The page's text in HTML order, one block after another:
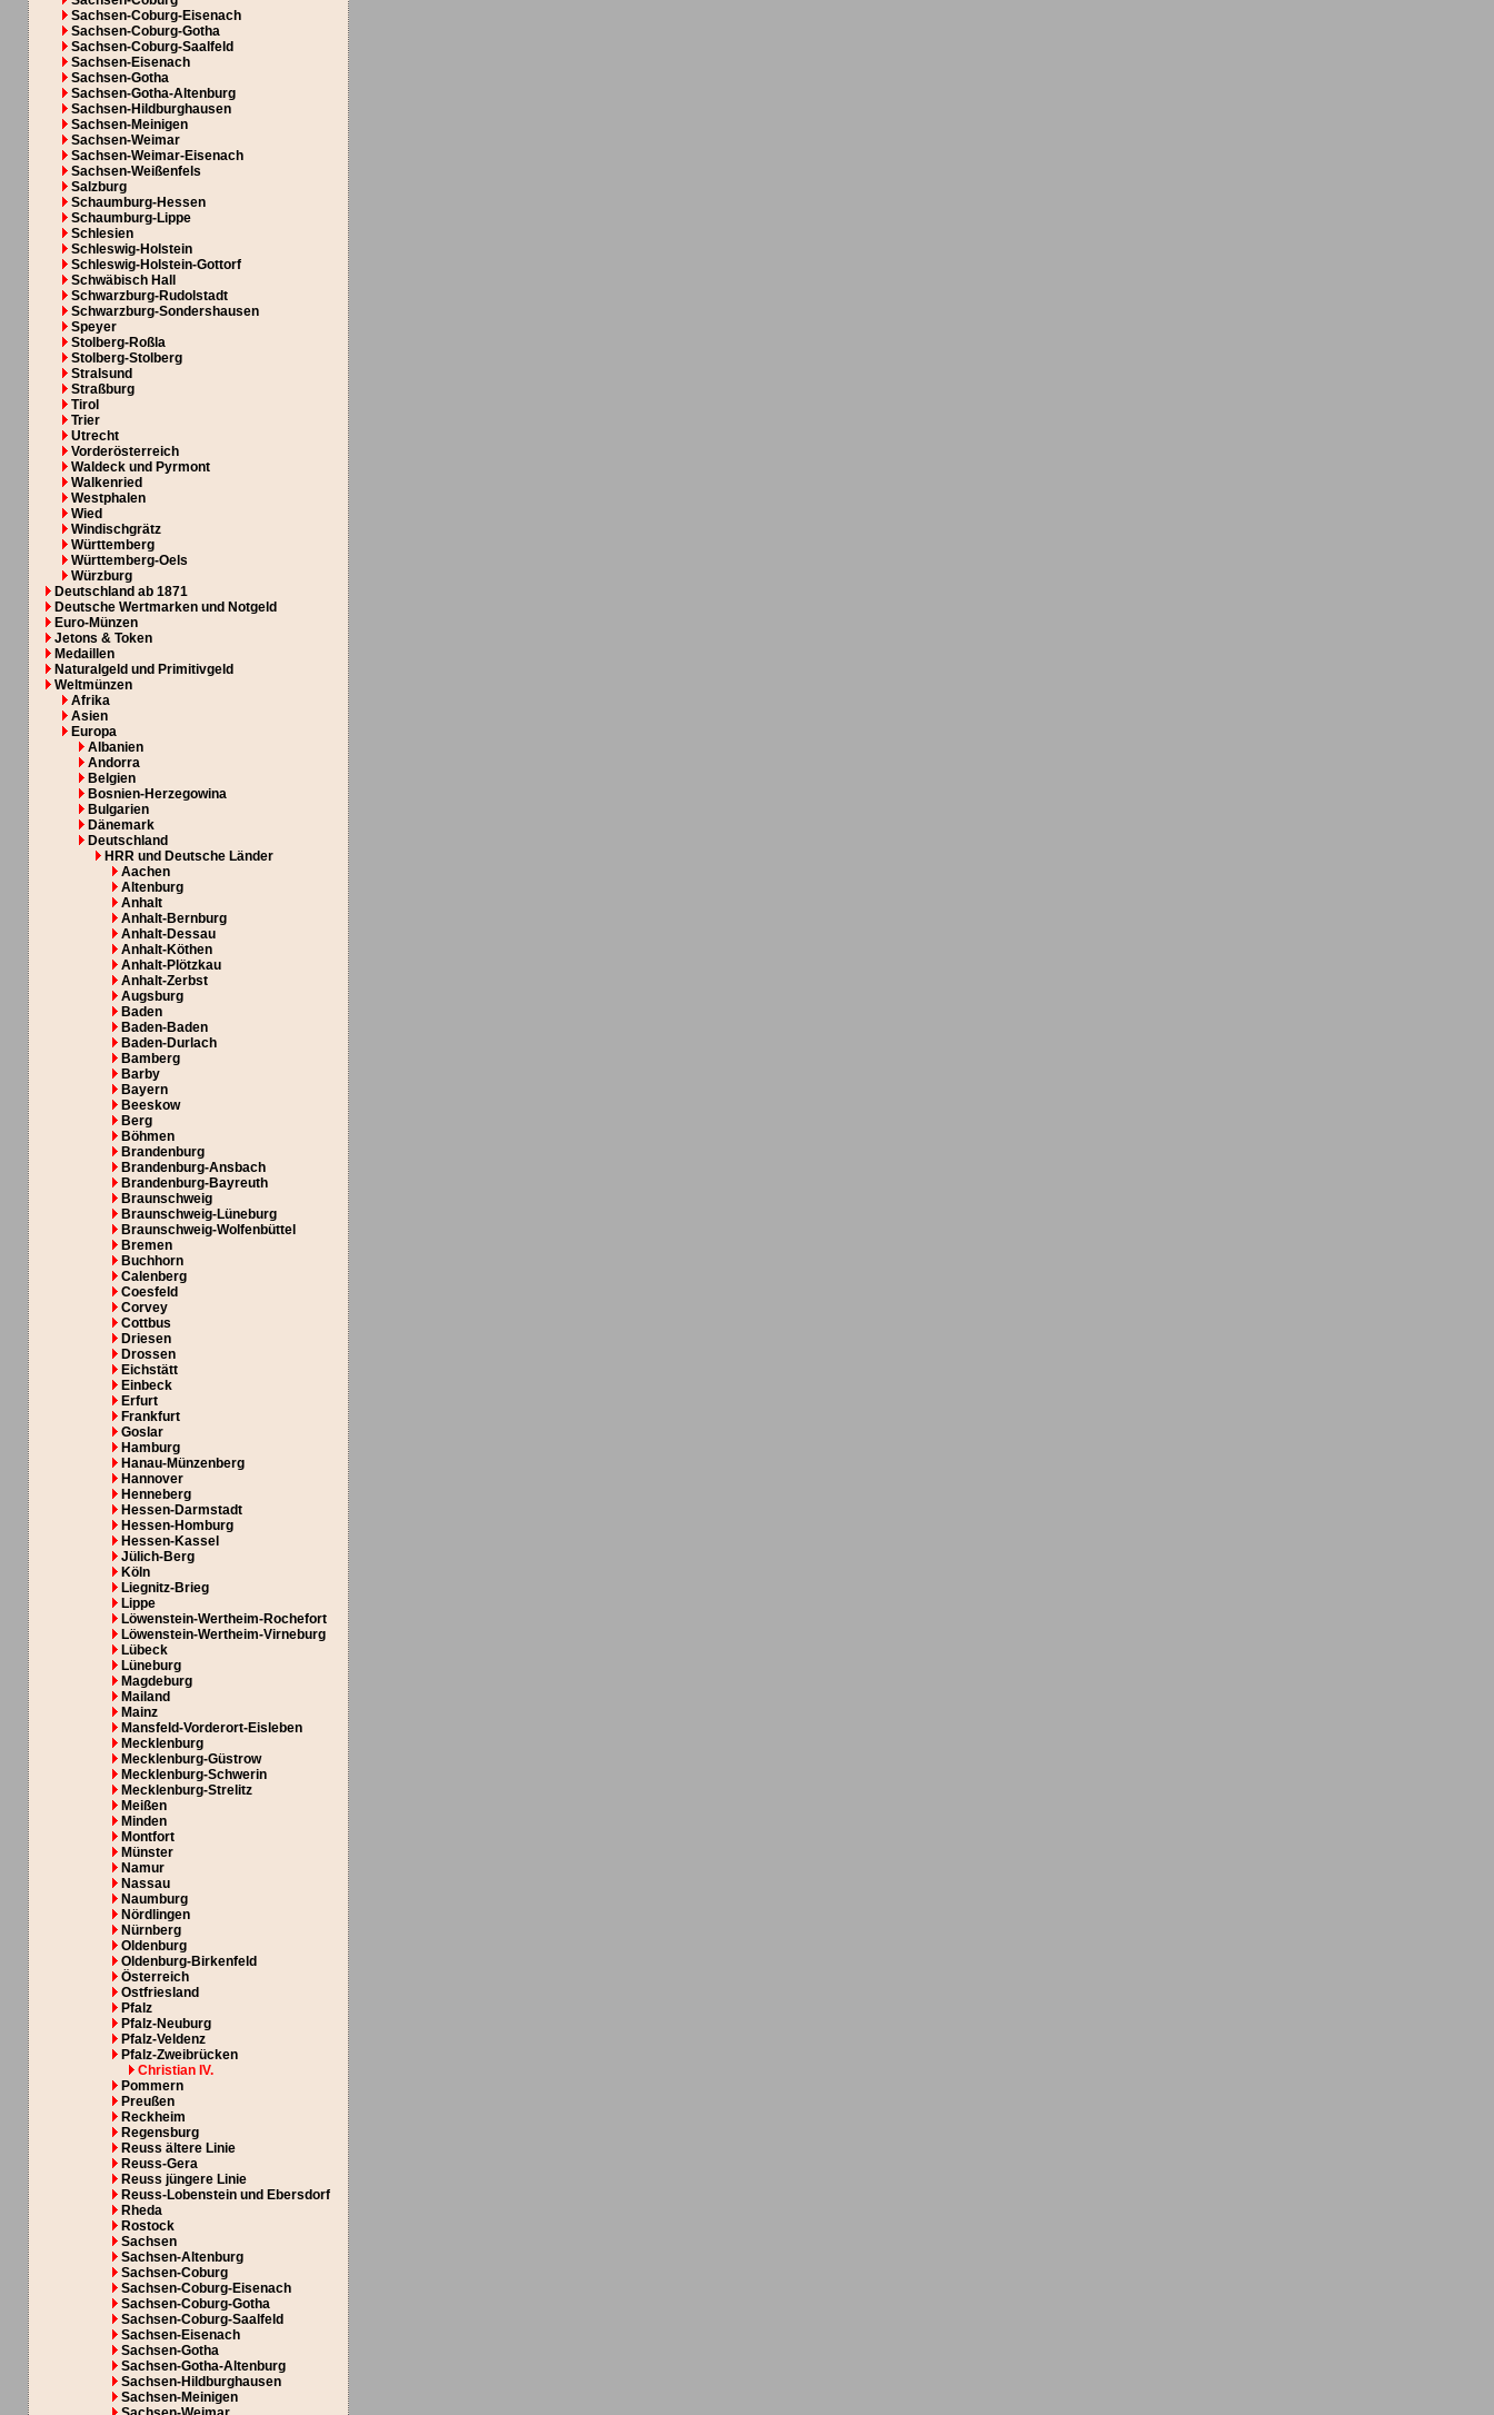
Sachsen-Coburg-Eisenach
Sachsen-Coburg-Gotha
Sachsen-Coburg-Saalfeld
Sachsen-Eisenach
Sachsen-Gotha
Sachsen-Gotha-Altenburg
Sachsen-Hildburghausen
Sachsen-Meinigen
Sachsen-Weimar
Sachsen-Weimar-Eisenach
Sachsen-Weißenfels
Salzburg
Schaumburg-Hessen
Schaumburg-Lippe
Schlesien
Schleswig-Holstein
Schleswig-Holstein-Gottorf
Schwäbisch Hall
Schwarzburg-Rudolstadt
Schwarzburg-Sondershausen
Speyer
Stolberg-Roßla
Stolberg-Stolberg
Stralsund
Straßburg
Tirol
Trier
Utrecht
Vorderösterreich
Waldeck und Pyrmont
Walkenried
Westphalen
Wied
Windischgrätz
Württemberg
Württemberg-Oels
Würzburg
Deutschland ab 1871
Deutsche Wertmarken und Notgeld
Euro-Münzen
Jetons & Token
Medaillen
Naturalgeld und Primitivgeld
Weltmünzen
Afrika
Asien
Europa
Albanien
Andorra
Belgien
Bosnien-Herzegowina
Bulgarien
Dänemark
Deutschland
HRR und Deutsche Länder
Aachen
Altenburg
Anhalt
Anhalt-Bernburg
Anhalt-Dessau
Anhalt-Köthen
Anhalt-Plötzkau
Anhalt-Zerbst
Augsburg
Baden
Baden-Baden
Baden-Durlach
Bamberg
Barby
Bayern
Beeskow
Berg
Böhmen
Brandenburg
Brandenburg-Ansbach
Brandenburg-Bayreuth
Braunschweig
Braunschweig-Lüneburg
Braunschweig-Wolfenbüttel
Bremen
Buchhorn
Calenberg
Coesfeld
Corvey
Cottbus
Driesen
Drossen
Eichstätt
Einbeck
Erfurt
Frankfurt
Goslar
Hamburg
Hanau-Münzenberg
Hannover
Henneberg
Hessen-Darmstadt
Hessen-Homburg
Hessen-Kassel
Jülich-Berg
Köln
Liegnitz-Brieg
Lippe
Löwenstein-Wertheim-Rochefort
Löwenstein-Wertheim-Virneburg
Lübeck
Lüneburg
Magdeburg
Mailand
Mainz
Mansfeld-Vorderort-Eisleben
Mecklenburg
Mecklenburg-Güstrow
Mecklenburg-Schwerin
Mecklenburg-Strelitz
Meißen
Minden
Montfort
Münster
Namur
Nassau
Naumburg
Nördlingen
Nürnberg
Oldenburg
Oldenburg-Birkenfeld
Österreich
Ostfriesland
Pfalz
Pfalz-Neuburg
Pfalz-Veldenz
Pfalz-Zweibrücken
Christian IV.
Pommern
Preußen
Reckheim
Regensburg
Reuss ältere Linie
Reuss-Gera
Reuss jüngere Linie
Reuss-Lobenstein und Ebersdorf
Rheda
Rostock
Sachsen
Sachsen-Altenburg
Sachsen-Coburg
Sachsen-Coburg-Eisenach
Sachsen-Coburg-Gotha
Sachsen-Coburg-Saalfeld
Sachsen-Eisenach
Sachsen-Gotha
Sachsen-Gotha-Altenburg
Sachsen-Hildburghausen
Sachsen-Meinigen